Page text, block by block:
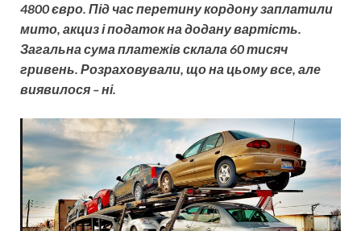
4800 євро. Під час перетину кордону заплатили
мито, акциз і податок на додану вартість.
Загальна сума платежів склала 60 тисяч
гривень. Розраховували, що на цьому все, але
виявилося – ні.